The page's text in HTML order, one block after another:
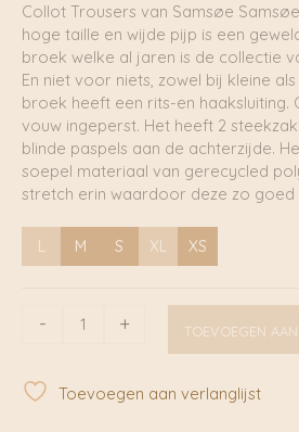
Collot Trousers van Samsøe
hoge taille en wijde pijp is een
broek welke al jaren is de collectie
En niet voor niets, zowel bij kleine
broek heeft een rits-en haaksluiting.
vouw ingeperst. Het heeft 2
blinde paspels aan de achterzijde.
soepel materiaal van gerecycled
stretch erin waardoor deze zo goed
L M S XL XS
-
Samsøe
+ TOEVOEGEN
Toevoegen aan verlanglijst